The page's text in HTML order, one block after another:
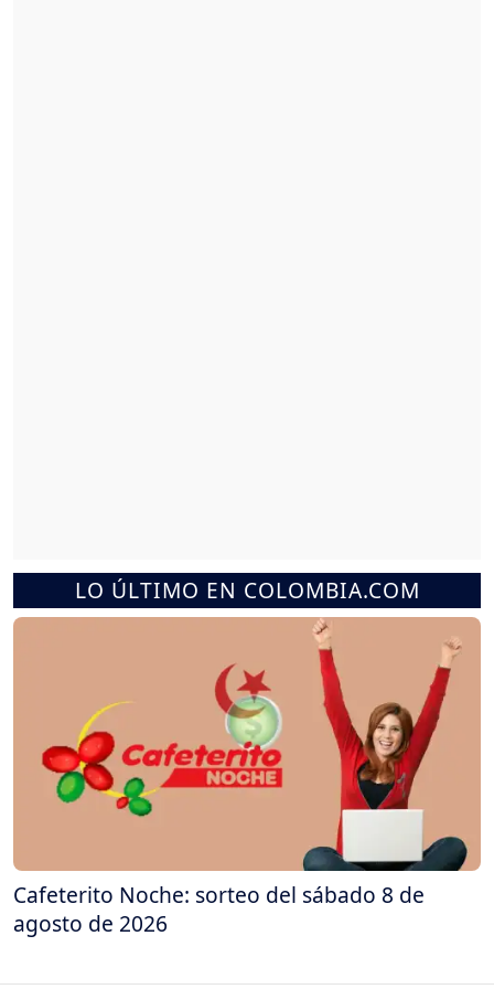
LO ÚLTIMO EN COLOMBIA.COM
Cafeterito Noche: sorteo del sábado 8 de
agosto de 2026